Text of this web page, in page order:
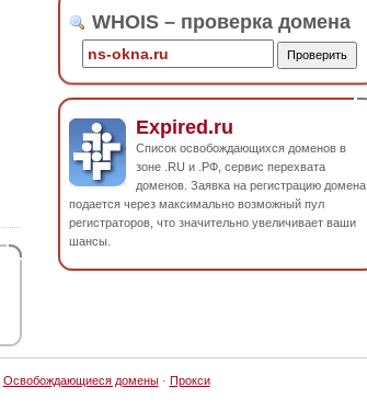
WHOIS – проверка домена
Expired.ru
Список освобождающихся доменов в
зоне .RU и .РФ, сервис перехвата
доменов. Заявка на регистрацию домена
подается через максимально возможный пул
регистраторов, что значительно увеличивает ваши
шансы.
Освобождающиеся домены· Прокси